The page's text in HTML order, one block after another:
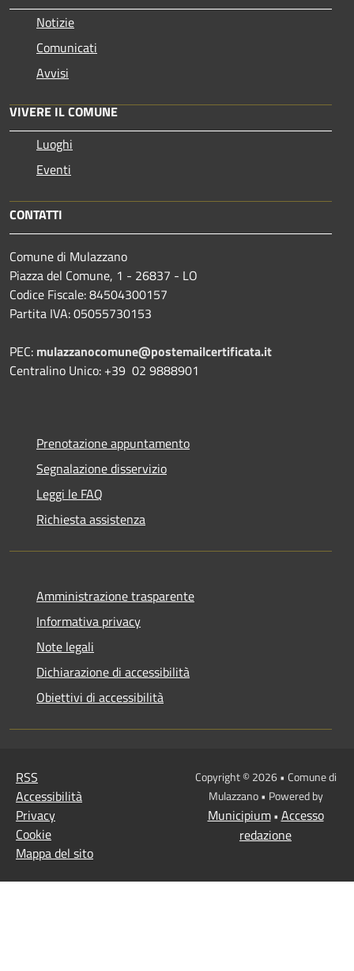
Notizie
Comunicati
Avvisi
VIVERE IL COMUNE
Luoghi
Eventi
CONTATTI
Comune di Mulazzano
Piazza del Comune, 1 - 26837 - LO
Codice Fiscale: 84504300157
Partita IVA: 05055730153
PEC: mulazzanocomune@postemailcertificata.it
Centralino Unico: +39 02 9888901
Prenotazione appuntamento
Segnalazione disservizio
Leggi le FAQ
Richiesta assistenza
Amministrazione trasparente
Informativa privacy
Note legali
Dichiarazione di accessibilità
Obiettivi di accessibilità
RSS
Accessibilità
Privacy
Cookie
Mappa del sito
Copyright © 2026 • Comune di
Mulazzano • Powered by
Municipium• Accesso
redazione